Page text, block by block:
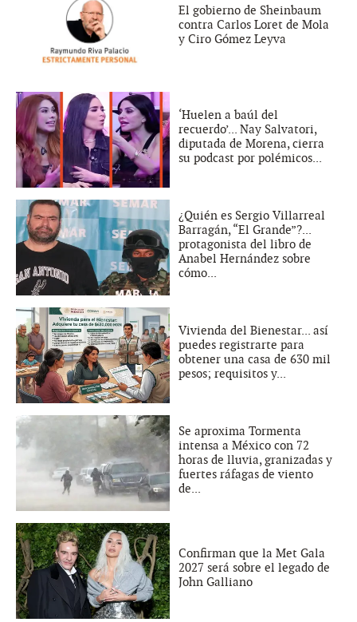
El gobierno de Sheinbaum
contra Carlos Loret de Mola
y Ciro Gómez Leyva
‘Huelen a baúl del
recuerdo’... Nay Salvatori,
diputada de Morena, cierra
su podcast por polémicos...
¿Quién es Sergio Villarreal
Barragán, “El Grande”?...
protagonista del libro de
Anabel Hernández sobre
cómo...
Vivienda del Bienestar... así
puedes registrarte para
obtener una casa de 630 mil
pesos; requisitos y...
Se aproxima Tormenta
intensa a México con 72
horas de lluvia, granizadas y
fuertes ráfagas de viento
de...
Confirman que la Met Gala
2027 será sobre el legado de
John Galliano